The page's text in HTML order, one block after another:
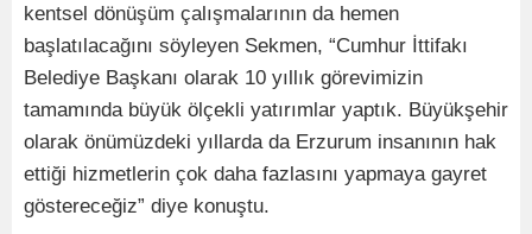
kentsel dönüşüm çalışmalarının da hemen
başlatılacağını söyleyen Sekmen, “Cumhur İttifakı
Belediye Başkanı olarak 10 yıllık görevimizin
tamamında büyük ölçekli yatırımlar yaptık. Büyükşehir
olarak önümüzdeki yıllarda da Erzurum insanının hak
ettiği hizmetlerin çok daha fazlasını yapmaya gayret
göstereceğiz” diye konuştu.